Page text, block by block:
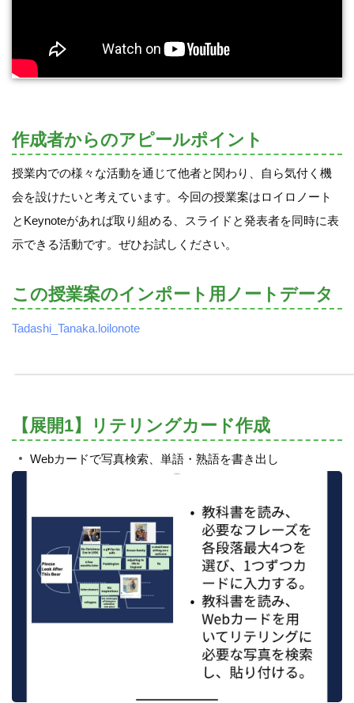
作成者からのアピールポイント
授業内での様々な活動を通じて他者と関わり、自ら気付く機
会を設けたいと考えています。今回の授業案はロイロノート
とKeynoteがあれば取り組める、スライドと発表者を同時に表
示できる活動です。ぜひお試しください。
この授業案のインポート用ノートデータ
Tadashi_Tanaka.loilonote
【展開1】リテリングカード作成
Webカードで写真検索、単語・熟語を書き出し